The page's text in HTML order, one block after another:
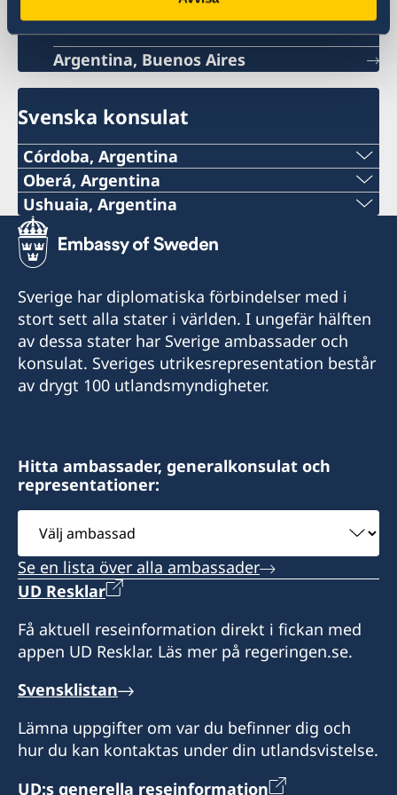
Argentina, Buenos Aires
Svenska konsulat
Córdoba, Argentina
Det är för närvarande inte möjligt att få
konsulär service på konsulatet.
Kontakta ambassaden via e-post om du har
aires@gov.se
Oberá, Argentina
Tel:
+54 9 11 51148132
consuladodesueciaenobera@gmail.com
Adress:
La Rioja 355
Honorärkonsul
Mónica Erasmie
Ushuaia, Argentina
Tel:
+54 2901 423240
Mobil:
+54 9 2901 646428
E-post:
Adress:
Gobernador Paz 1569
V9410BBE Ushuaia, Tierra del Fuego
Argentina
Vänligen boka tid via mejl eller whatsapp innan
besök.
Honorärkonsul
Sverige har diplomatiska förbindelser med i
stort sett alla stater i världen. I ungefär hälften
av dessa stater har Sverige ambassader och
konsulat. Sveriges utrikesrepresentation består
av drygt 100 utlandsmyndigheter.
Hitta ambassader, generalkonsulat och
representationer:
Välj
ambassad
Se en lista över alla ambassader
UD Resklar
Få aktuell reseinformation direkt i fickan med
appen UD Resklar. Läs mer på regeringen.se.
Svensklistan
Lämna uppgifter om var du befinner dig och
hur du kan kontaktas under din utlandsvistelse.
UD:s generella reseinformation